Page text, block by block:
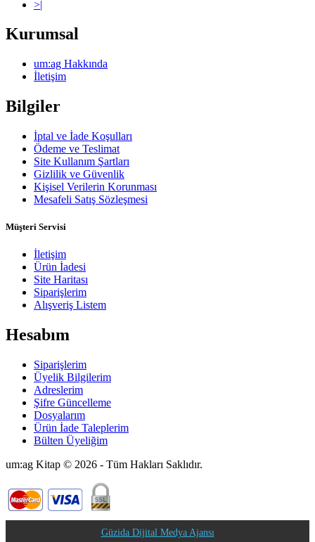
>|
Kurumsal
um:ag Hakkında
İletişim
Bilgiler
İptal ve İade Koşulları
Ödeme ve Teslimat
Site Kullanım Şartları
Gizlilik ve Güvenlik
Kişisel Verilerin Korunması
Mesafeli Satış Sözleşmesi
Müşteri Servisi
İletişim
Ürün İadesi
Site Haritası
Siparişlerim
Alışveriş Listem
Hesabım
Siparişlerim
Üyelik Bilgilerim
Adreslerim
Şifre Güncelleme
Dosyalarım
Ürün İade Taleplerim
Bülten Üyeliğim
um:ag Kitap © 2026 - Tüm Hakları Saklıdır.
Güzida Dijital Medya Ajansı